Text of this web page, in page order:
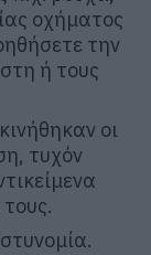
οχήματος
την
ή τους
οι
τυχόν